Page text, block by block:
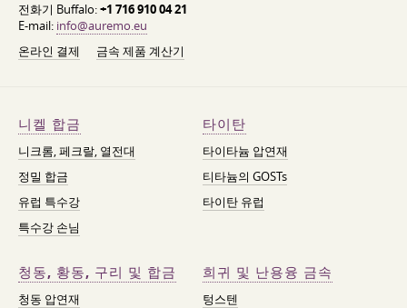
전화기 Buffalo:+1 716 910 04 21
E-mail: info@auremo.eu
온라인 결제
금속 제품 계산기
니켈 합금
니크롬, 페크랄, 열전대
정밀 합금
유럽 특수강
특수강 손님
타이탄
타이타늄 압연재
티타늄의 GOSTs
타이탄 유럽
청동, 황동, 구리 및 합금
청동 압연재
희귀 및 난용융 금속
텅스텐